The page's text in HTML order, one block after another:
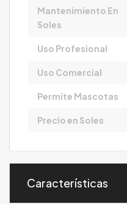
Mantenimiento En
Soles
Uso Profesional
Uso Comercial
Permite Mascotas
Precio en Soles
Características